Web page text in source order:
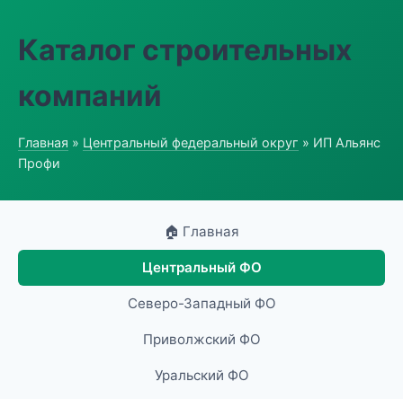
Каталог строительных
компаний
Главная » Центральный федеральный округ » ИП Альянс
Профи
🏠 Главная
Центральный ФО
Северо-Западный ФО
Приволжский ФО
Уральский ФО